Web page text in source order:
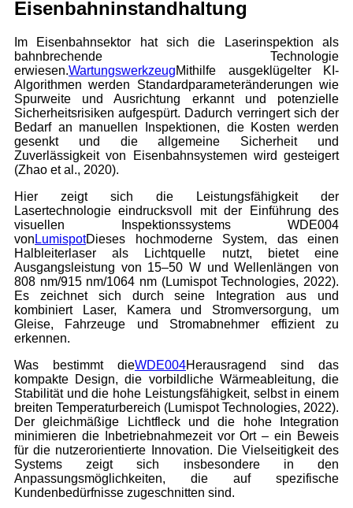
Eisenbahninstandhaltung
Im Eisenbahnsektor hat sich die Laserinspektion als
bahnbrechende Technologie
erwiesen.WartungswerkzeugMithilfe ausgeklügelter KI-
Algorithmen werden Standardparameteränderungen wie
Spurweite und Ausrichtung erkannt und potenzielle
Sicherheitsrisiken aufgespürt. Dadurch verringert sich der
Bedarf an manuellen Inspektionen, die Kosten werden
gesenkt und die allgemeine Sicherheit und
Zuverlässigkeit von Eisenbahnsystemen wird gesteigert
(Zhao et al., 2020).
Hier zeigt sich die Leistungsfähigkeit der
Lasertechnologie eindrucksvoll mit der Einführung des
visuellen Inspektionssystems WDE004
von LumispotDieses hochmoderne System, das einen
Halbleiterlaser als Lichtquelle nutzt, bietet eine
Ausgangsleistung von 15–50 W und Wellenlängen von
808 nm/915 nm/1064 nm (Lumispot Technologies, 2022).
Es zeichnet sich durch seine Integration aus und
kombiniert Laser, Kamera und Stromversorgung, um
Gleise, Fahrzeuge und Stromabnehmer effizient zu
erkennen.
Was bestimmt dieWDE004Herausragend sind das
kompakte Design, die vorbildliche Wärmeableitung, die
Stabilität und die hohe Leistungsfähigkeit, selbst in einem
breiten Temperaturbereich (Lumispot Technologies, 2022).
Der gleichmäßige Lichtfleck und die hohe Integration
minimieren die Inbetriebnahmezeit vor Ort – ein Beweis
für die nutzerorientierte Innovation. Die Vielseitigkeit des
Systems zeigt sich insbesondere in den
Anpassungsmöglichkeiten, die auf spezifische
Kundenbedürfnisse zugeschnitten sind.